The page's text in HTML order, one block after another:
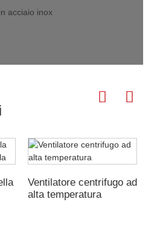
Ventilatore centrifugo ad
alta temperatura